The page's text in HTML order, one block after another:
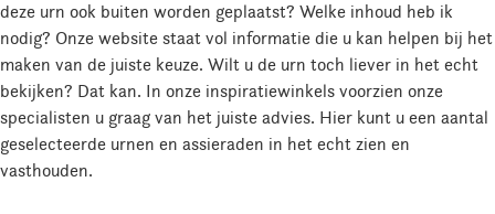
deze urn ook buiten worden geplaatst? Welke inhoud heb ik
nodig? Onze website staat vol informatie die u kan helpen bij het
maken van de juiste keuze. Wilt u de urn toch liever in het echt
bekijken? Dat kan. In onze inspiratiewinkels voorzien onze
specialisten u graag van het juiste advies. Hier kunt u een aantal
geselecteerde urnen en assieraden in het echt zien en
vasthouden.